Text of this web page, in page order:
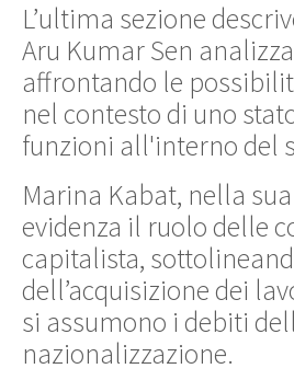
L’ultima sezione
Aru Kumar Sen
affrontando le
nel contesto di uno
funzioni all'interno del
Marina Kabat, nella
evidenza il ruolo delle
capitalista,
dell’acquisizione dei
si assumono i debiti
nazionalizzazione.